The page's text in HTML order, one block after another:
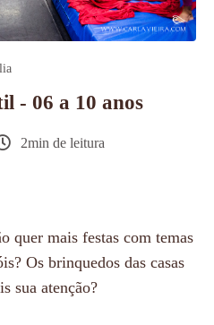
- 06 a 10 anos
2min de leitura
quer mais festas com temas
Os brinquedos das casas
sua atenção?